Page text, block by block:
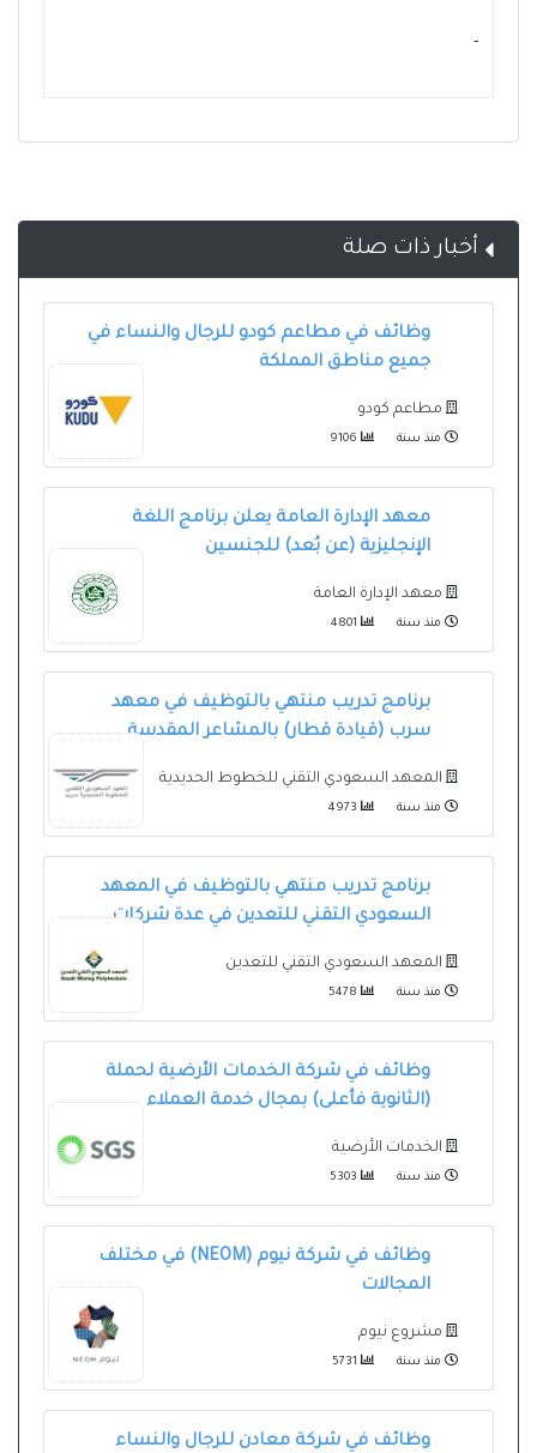
- ‏
أخبار ذات صلة
وظائف في مطاعم كودو للرجال والنساء في
جميع مناطق المملكة
مطاعم كودو
منذ سنة
معهد الإدارة العامة يعلن برنامج اللغة
الإنجليزية (عن بُعد) للجنسين
معهد الإدارة العامة
منذ سنة
برنامج تدريب منتهي بالتوظيف في معهد
سرب (قيادة قطار) بالمشاعر المقدسة
المعهد السعودي التقني للخطوط الحديدية
منذ سنة
برنامج تدريب منتهي بالتوظيف في المعهد
السعودي التقني للتعدين في عدة شركات
المعهد السعودي التقني للتعدين
منذ سنة
وظائف في شركة الخدمات الأرضية لحملة
(الثانوية فأعلى) بمجال خدمة العملاء
الخدمات الأرضية
منذ سنة
وظائف في شركة نيوم (NEOM) في مختلف
المجالات
مشروع نيوم
منذ سنة
وظائف في شركة معادن للرجال والنساء